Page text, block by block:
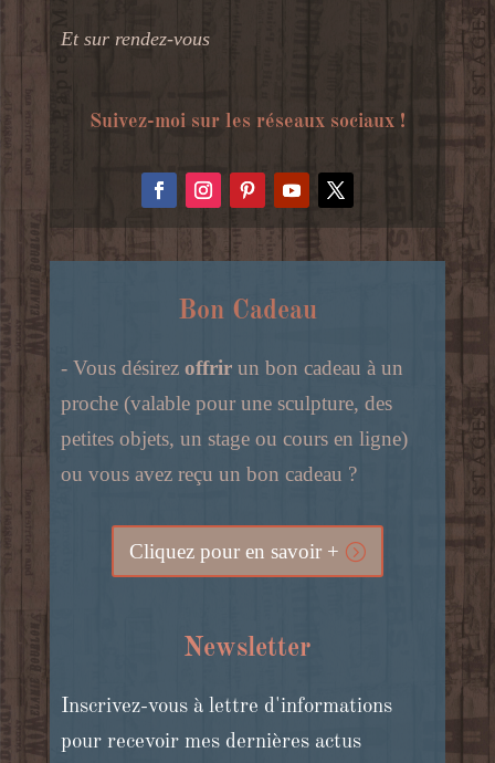
Et sur rendez-vous
Suivez-moi sur les réseaux sociaux !
Bon Cadeau
- Vous désirez offrir un bon cadeau à un
proche (valable pour une sculpture, des
petites objets, un stage ou cours en ligne)
ou vous avez reçu un bon cadeau ?
Cliquez pour en savoir +
Newsletter
Inscrivez-vous à lettre d'informations
pour recevoir mes dernières actus